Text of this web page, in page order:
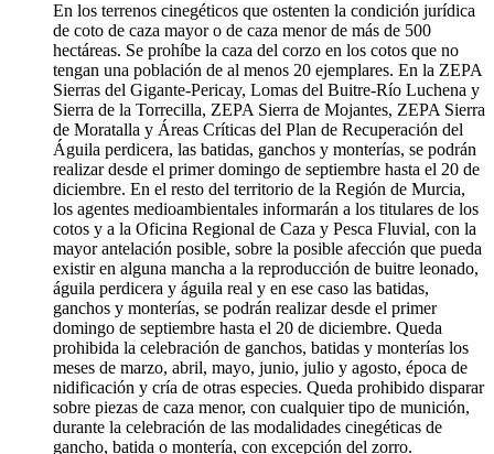
En los terrenos cinegéticos que ostenten la condición jurídica
de coto de caza mayor o de caza menor de más de 500
hectáreas. Se prohíbe la caza del corzo en los cotos que no
tengan una población de al menos 20 ejemplares. En la ZEPA
Sierras del Gigante-Pericay, Lomas del Buitre-Río Luchena y
Sierra de la Torrecilla, ZEPA Sierra de Mojantes, ZEPA Sierra
de Moratalla y Áreas Críticas del Plan de Recuperación del
Águila perdicera, las batidas, ganchos y monterías, se podrán
realizar desde el primer domingo de septiembre hasta el 20 de
diciembre. En el resto del territorio de la Región de Murcia,
los agentes medioambientales informarán a los titulares de los
cotos y a la Oficina Regional de Caza y Pesca Fluvial, con la
mayor antelación posible, sobre la posible afección que pueda
existir en alguna mancha a la reproducción de buitre leonado,
águila perdicera y águila real y en ese caso las batidas,
ganchos y monterías, se podrán realizar desde el primer
domingo de septiembre hasta el 20 de diciembre. Queda
prohibida la celebración de ganchos, batidas y monterías los
meses de marzo, abril, mayo, junio, julio y agosto, época de
nidificación y cría de otras especies. Queda prohibido disparar
sobre piezas de caza menor, con cualquier tipo de munición,
durante la celebración de las modalidades cinegéticas de
gancho, batida o montería, con excepción del zorro.